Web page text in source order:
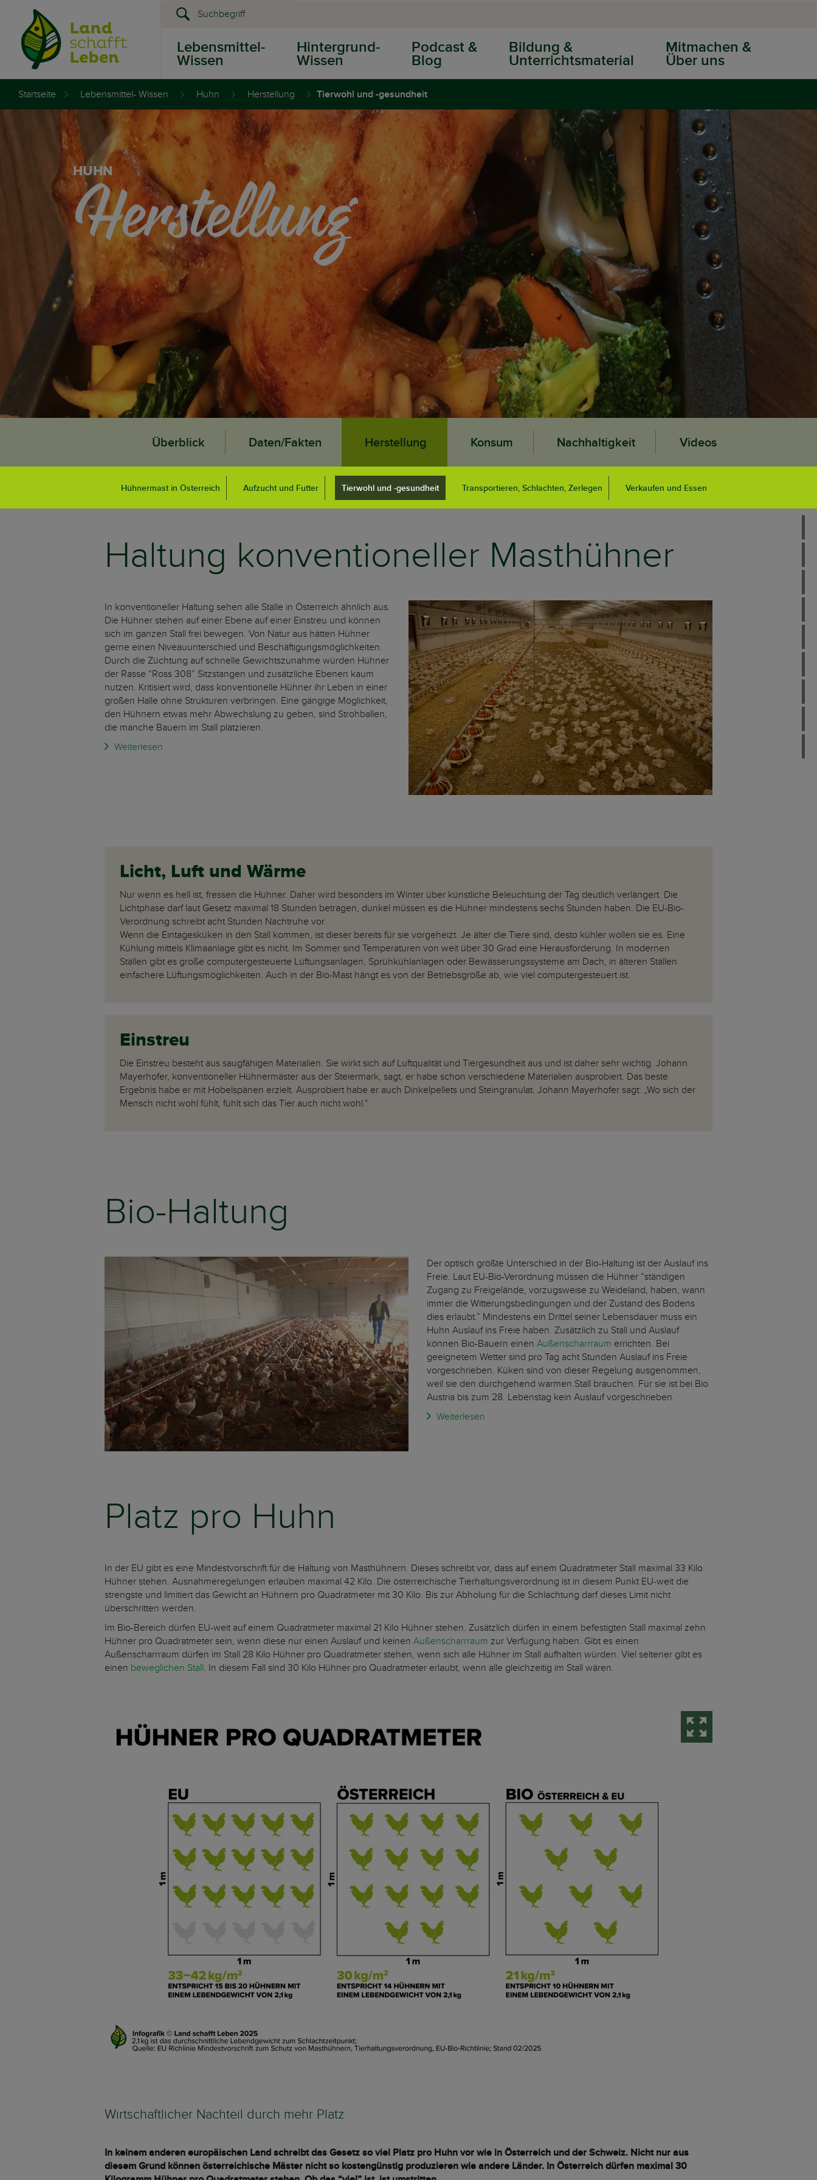
Lebensmittel-
Wissen
Hintergrund-
Wissen
Podcast &
Blog
Bildung &
Unterrichtsmaterial
Mitmachen &
Über uns
Presse &
Events
Startseite Lebensmittel- Wissen Huhn Herstellung Tierwohl und -gesundheit
HUHN
Herstellung
Überblick Daten/Fakten Herstellung Konsum Nachhaltigkeit Videos
Hühnermast in Österreich Aufzucht und Futter Tierwohl und -gesundheit Transportieren, Schlachten, Zerlegen Verkaufen und Essen
Haltung konventioneller Masthühner
In konventioneller Haltung sehen alle Ställe in Österreich ähnlich aus.
Die Hühner stehen auf einer Ebene auf einer Einstreu und können
sich im ganzen Stall frei bewegen. Von Natur aus hätten Hühner
gerne einen Niveauunterschied und Beschäftigungsmöglichkeiten.
Durch die Züchtung auf schnelle Gewichtszunahme würden Hühner
der Rasse “Ross 308” Sitzstangen und zusätzliche Ebenen kaum
nutzen. Kritisiert wird, dass konventionelle Hühner ihr Leben in einer
großen Halle ohne Strukturen verbringen. Eine gängige Möglichkeit,
den Hühnern etwas mehr Abwechslung zu geben, sind Strohballen,
die manche Bauern im Stall platzieren.
Weiterlesen
Licht, Luft und Wärme
Nur wenn es hell ist, fressen die Hühner. Daher wird besonders im Winter über künstliche Beleuchtung der Tag deutlich verlängert. Die
Lichtphase darf laut Gesetz maximal 18 Stunden betragen, dunkel müssen es die Hühner mindestens sechs Stunden haben. Die EU-Bio-
Verordnung schreibt acht Stunden Nachtruhe vor.
Wenn die Eintagesküken in den Stall kommen, ist dieser bereits für sie vorgeheizt. Je älter die Tiere sind, desto kühler wollen sie es. Eine
Kühlung mittels Klimaanlage gibt es nicht. Im Sommer sind Temperaturen von weit über 30 Grad eine Herausforderung. In modernen
Ställen gibt es große computergesteuerte Lüftungsanlagen, Sprühkühlanlagen oder Bewässerungssysteme am Dach, in älteren Ställen
einfachere Lüftungsmöglichkeiten. Auch in der Bio-Mast hängt es von der Betriebsgröße ab, wie viel computergesteuert ist.
Einstreu
Die Einstreu besteht aus saugfähigen Materialien. Sie wirkt sich auf Luftqualität und Tiergesundheit aus und ist daher sehr wichtig. Johann
Mayerhofer, konventioneller Hühnermäster aus der Steiermark, sagt, er habe schon verschiedene Materialien ausprobiert. Das beste
Ergebnis habe er mit Hobelspänen erzielt. Ausprobiert habe er auch Dinkelpellets und Steingranulat. Johann Mayerhofer sagt: „Wo sich der
Mensch nicht wohl fühlt, fühlt sich das Tier auch nicht wohl.“
Bio-Haltung
Der optisch größte Unterschied in der Bio-Haltung ist der Auslauf ins
Freie. Laut EU-Bio-Verordnung müssen die Hühner “ständigen
Zugang zu Freigelände, vorzugsweise zu Weideland, haben, wann
immer die Witterungsbedingungen und der Zustand des Bodens
dies erlaubt.” Mindestens ein Drittel seiner Lebensdauer muss ein
Huhn Auslauf ins Freie haben. Zusätzlich zu Stall und Auslauf
können Bio-Bauern einen Außenscharrraum errichten. Bei
geeignetem Wetter sind pro Tag acht Stunden Auslauf ins Freie
vorgeschrieben. Küken sind von dieser Regelung ausgenommen,
weil sie den durchgehend warmen Stall brauchen. Für sie ist bei Bio
Austria bis zum 28. Lebenstag kein Auslauf vorgeschrieben.
Weiterlesen
Platz pro Huhn
In der EU gibt es eine Mindestvorschrift für die Haltung von Masthühnern. Dieses schreibt vor, dass auf einem Quadratmeter Stall maximal 33 Kilo
Hühner stehen. Ausnahmeregelungen erlauben maximal 42 Kilo. Die österreichische Tierhaltungsverordnung ist in diesem Punkt EU-weit die
strengste und limitiert das Gewicht an Hühnern pro Quadratmeter mit 30 Kilo. Bis zur Abholung für die Schlachtung darf dieses Limit nicht
überschritten werden.
Im Bio-Bereich dürfen EU-weit auf einem Quadratmeter maximal 21 Kilo Hühner stehen. Zusätzlich dürfen in einem befestigten Stall maximal zehn
Hühner pro Quadratmeter sein, wenn diese nur einen Auslauf und keinen Außenscharrraum zur Verfügung haben. Gibt es einen
Außenscharrraum dürfen im Stall 28 Kilo Hühner pro Quadratmeter stehen, wenn sich alle Hühner im Stall aufhalten würden. Viel seltener gibt es
einen beweglichen Stall. In diesem Fall sind 30 Kilo Hühner pro Quadratmeter erlaubt, wenn alle gleichzeitig im Stall wären.
Wirtschaftlicher Nachteil durch mehr Platz
In keinem anderen europäischen Land schreibt das Gesetz so viel Platz pro Huhn vor wie in Österreich und der Schweiz. Nicht nur aus
diesem Grund können österreichische Mäster nicht so kostengünstig produzieren wie andere Länder. In Österreich dürfen maximal 30